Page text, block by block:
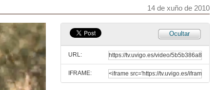
14 de xuño de 2010
Ocultar
URL:
IFRAME: